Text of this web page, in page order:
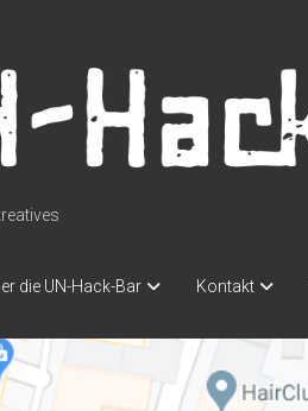
die UN-Hack-Bar Kontakt